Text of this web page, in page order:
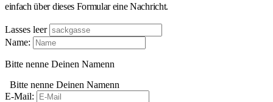
einfach über dieses Formular eine Nachricht.
Lasses leer
Name:
Bitte nenne Deinen Namenn
Bitte nenne Deinen Namenn
E-Mail: